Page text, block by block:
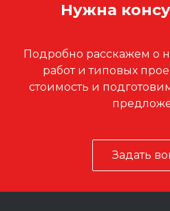
Нужна
Подробно расскажем о
работ и типовых
стоимость и
Задать